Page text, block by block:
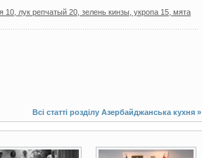
лук репчатый 20, зелень кинзы, укропа 15, мята
Всі статті розділу Азербайджанська кухня »
фото 12 фото